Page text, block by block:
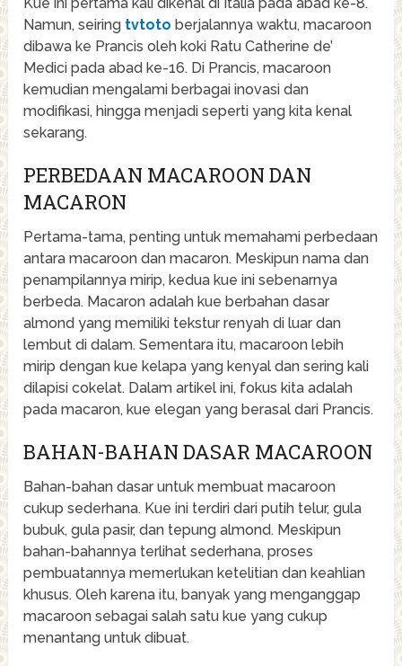
Kue ini pertama kali dikenal di Italia pada abad ke-8.
Namun, seiring tvtoto berjalannya waktu, macaroon
dibawa ke Prancis oleh koki Ratu Catherine de’
Medici pada abad ke-16. Di Prancis, macaroon
kemudian mengalami berbagai inovasi dan
modifikasi, hingga menjadi seperti yang kita kenal
sekarang.
PERBEDAAN MACAROON DAN
MACARON
Pertama-tama, penting untuk memahami perbedaan
antara macaroon dan macaron. Meskipun nama dan
penampilannya mirip, kedua kue ini sebenarnya
berbeda. Macaron adalah kue berbahan dasar
almond yang memiliki tekstur renyah di luar dan
lembut di dalam. Sementara itu, macaroon lebih
mirip dengan kue kelapa yang kenyal dan sering kali
dilapisi cokelat. Dalam artikel ini, fokus kita adalah
pada macaron, kue elegan yang berasal dari Prancis.
BAHAN-BAHAN DASAR MACAROON
Bahan-bahan dasar untuk membuat macaroon
cukup sederhana. Kue ini terdiri dari putih telur, gula
bubuk, gula pasir, dan tepung almond. Meskipun
bahan-bahannya terlihat sederhana, proses
pembuatannya memerlukan ketelitian dan keahlian
khusus. Oleh karena itu, banyak yang menganggap
macaroon sebagai salah satu kue yang cukup
menantang untuk dibuat.